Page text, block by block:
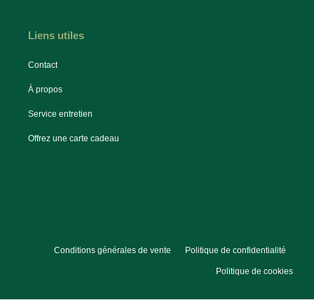
Liens utiles
Contact
À propos
Service entretien
Offrez une carte cadeau
Conditions générales de vente Politique de confidentialité
Politique de cookies